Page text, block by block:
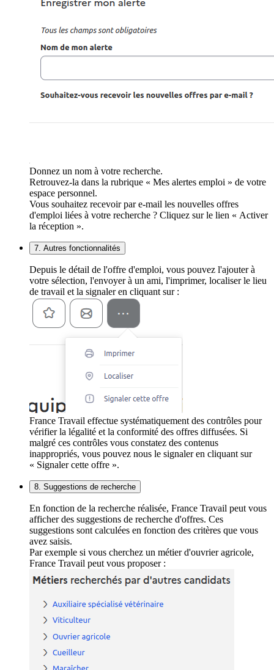
Donnez un nom à votre recherche.
Retrouvez-la dans la rubrique « Mes alertes emploi » de votre
espace personnel.
Vous souhaitez recevoir par e-mail les nouvelles offres
d'emploi liées à votre recherche ? Cliquez sur le lien « Activer
la réception ».
7. Autres fonctionnalités
Depuis le détail de l'offre d'emploi, vous pouvez l'ajouter à
votre sélection, l'envoyer à un ami, l'imprimer, localiser le lieu
de travail et la signaler en cliquant sur :
France Travail effectue systématiquement des contrôles pour
vérifier la légalité et la conformité des offres diffusées. Si
malgré ces contrôles vous constatez des contenus
inappropriés, vous pouvez nous le signaler en cliquant sur
« Signaler cette offre ».
8. Suggestions de recherche
En fonction de la recherche réalisée, France Travail peut vous
afficher des suggestions de recherche d'offres. Ces
suggestions sont calculées en fonction des critères que vous
avez saisis.
Par exemple si vous cherchez un métier d'ouvrier agricole,
France Travail peut vous proposer :